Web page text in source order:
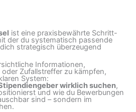
ist eine praxisbewährte Schritt-
der du systematisch passende
strategisch überzeugend
Informationen,
Zufallstreffer zu kämpfen,
System:
wirklich suchen,
und wie du Bewerbungen
sind – sondern im